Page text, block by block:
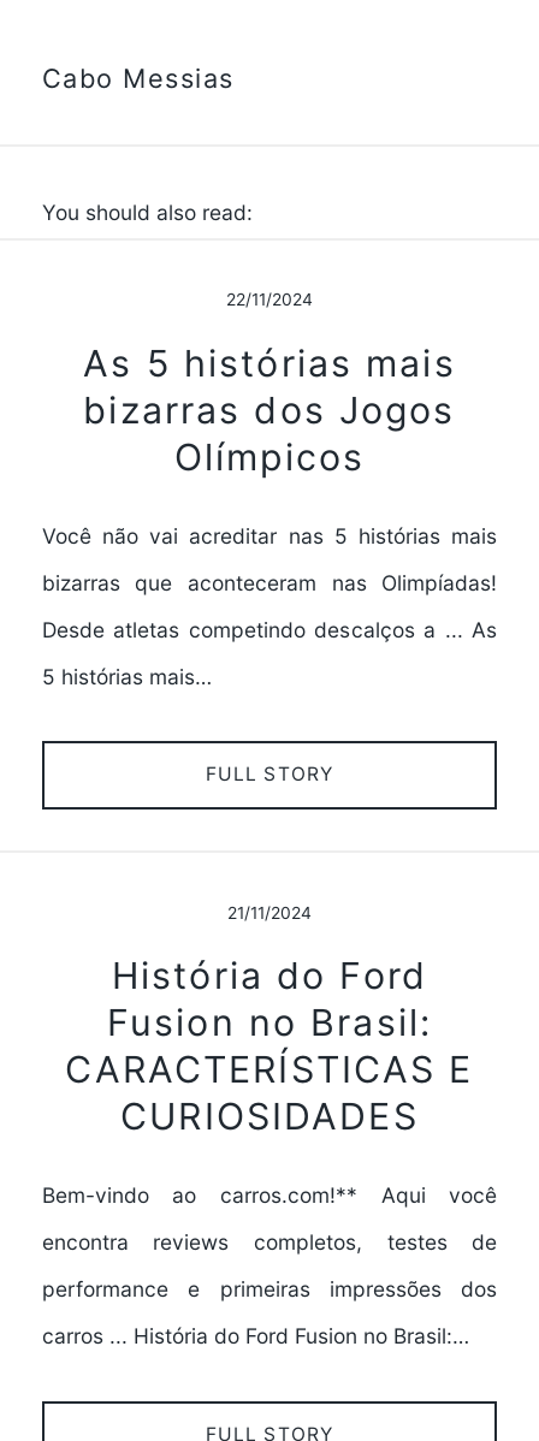
Cabo Messias
You should also read:
22/11/2024
As 5 histórias mais
bizarras dos Jogos
Olímpicos
Você não vai acreditar nas 5 histórias mais
bizarras que aconteceram nas Olimpíadas!
Desde atletas competindo descalços a ... As
5 histórias mais…
FULL STORY
21/11/2024
História do Ford
Fusion no Brasil:
CARACTERÍSTICAS E
CURIOSIDADES
Bem-vindo ao carros.com!** Aqui você
encontra reviews completos, testes de
performance e primeiras impressões dos
carros ... História do Ford Fusion no Brasil:…
FULL STORY